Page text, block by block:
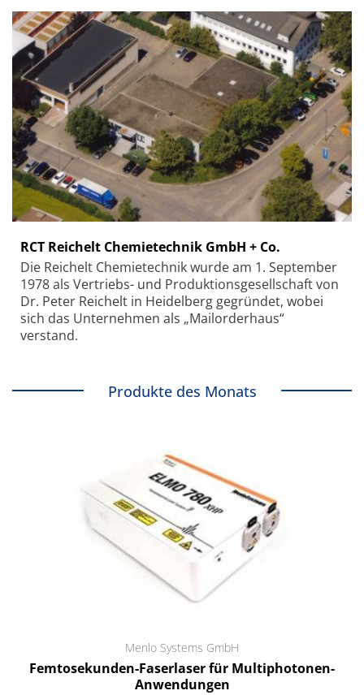
RCT Reichelt Chemietechnik GmbH + Co.
Die Reichelt Chemietechnik wurde am 1. September
1978 als Vertriebs- und Produktionsgesellschaft von
Dr. Peter Reichelt in Heidelberg gegründet, wobei
sich das Unternehmen als „Mailorderhaus“
verstand.
Produkte des Monats
Menlo Systems GmbH
Femtosekunden-Faserlaser für Multiphotonen-
Anwendungen